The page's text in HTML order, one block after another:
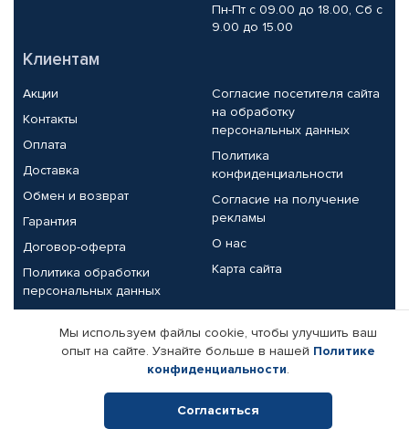
Пн-Пт с 09.00 до 18.00, Сб с
9.00 до 15.00
Клиентам
Акции
Контакты
Оплата
Доставка
Обмен и возврат
Гарантия
Договор-оферта
Политика обработки
персональных данных
Согласие посетителя сайта
на обработку
персональных данных
Политика
конфиденциальности
Согласие на получение
рекламы
О нас
Карта сайта
Партнерам
Корпоративным клиентам
Поставщикам
Реквизиты компании
Мы используем файлы cookie, чтобы улучшить ваш
опыт на сайте. Узнайте больше в нашей Политике
конфиденциальности.
Согласиться